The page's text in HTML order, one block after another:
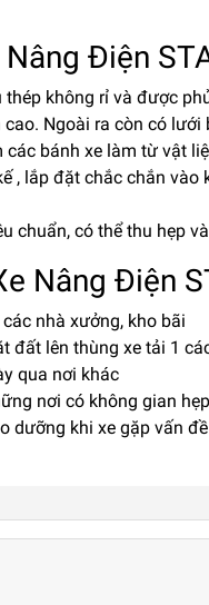
Điện
không rỉ và được
Ngoài ra còn có lưới
bánh xe làm từ vật
, lắp đặt chắc chắn
chuẩn, có thể thu hẹp
Nâng Điện
nhà xưởng, kho bãi
đất lên thùng xe tải 1
qua nơi khác
nơi có không gian hẹp
dưỡng khi xe gặp vấn đề